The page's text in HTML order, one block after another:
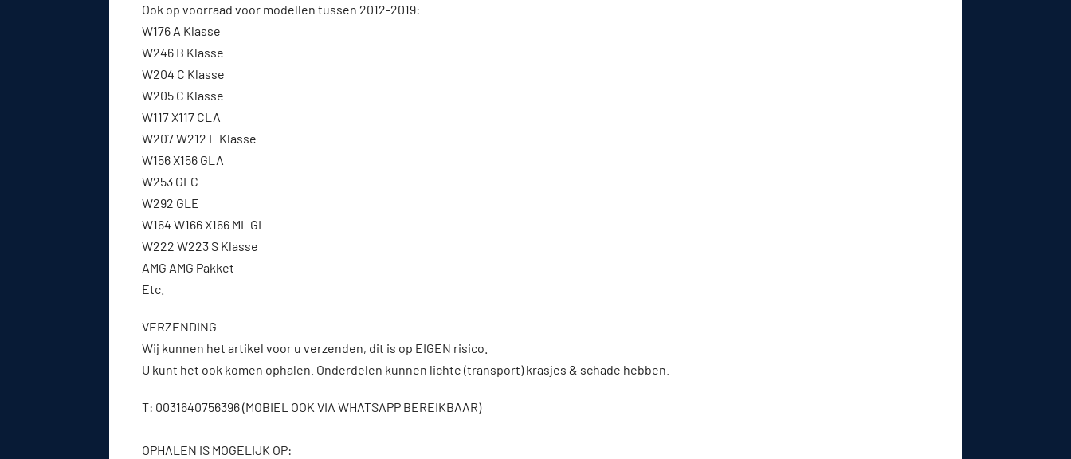
Ook op voorraad voor modellen tussen 2012-2019:
W176 A Klasse
W246 B Klasse
W204 C Klasse
W205 C Klasse
W117 X117 CLA
W207 W212 E Klasse
W156 X156 GLA
W253 GLC
W292 GLE
W164 W166 X166 ML GL
W222 W223 S Klasse
AMG AMG Pakket
Etc.
VERZENDING
Wij kunnen het artikel voor u verzenden, dit is op EIGEN risico.
U kunt het ook komen ophalen. Onderdelen kunnen lichte (transport) krasjes & schade hebben.
T: 0031640756396 (MOBIEL OOK VIA WHATSAPP BEREIKBAAR)
OPHALEN IS MOGELIJK OP: